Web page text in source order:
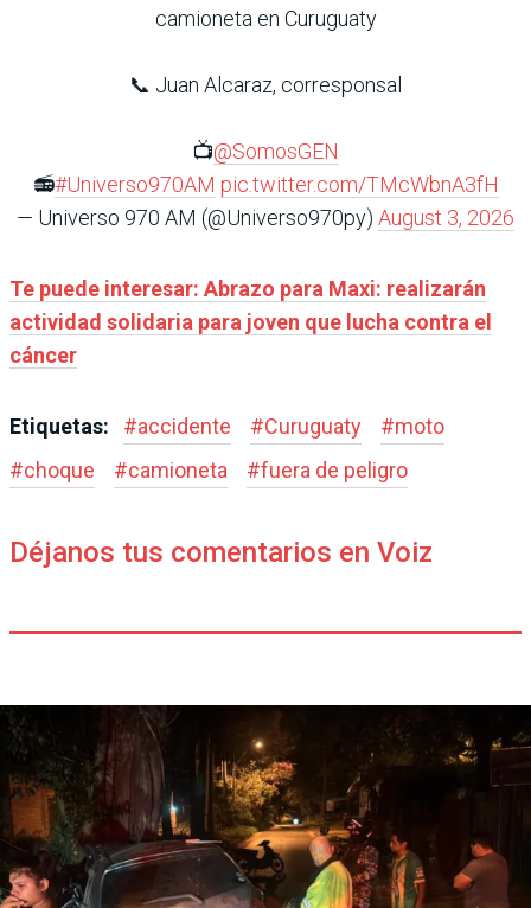
camioneta en Curuguaty
📞 Juan Alcaraz, corresponsal
📺@SomosGEN
📻#Universo970AM pic.twitter.com/TMcWbnA3fH
— Universo 970 AM (@Universo970py) August 3, 2026
Te puede interesar: Abrazo para Maxi: realizarán
actividad solidaria para joven que lucha contra el
cáncer
Etiquetas: #accidente #Curuguaty #moto
#choque #camioneta #fuera de peligro
Déjanos tus comentarios en Voiz